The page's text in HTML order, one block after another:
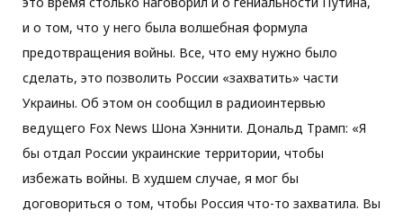
и о том, что у него была волшебная формула
предотвращения войны. Все, что ему нужно было
сделать, это позволить России «захватить» части
Украины. Об этом он сообщил в радиоинтервью
ведущего Fox News Шона Хэннити. Дональд Трамп: «Я
бы отдал России украинские территории, чтобы
избежать войны. В худшем случае, я мог бы
договориться о том, чтобы Россия что-то захватила. Вы